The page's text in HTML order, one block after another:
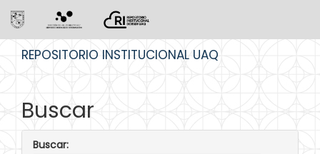
REPOSITORIO INSTITUCIONAL UAQ
Buscar
Buscar: